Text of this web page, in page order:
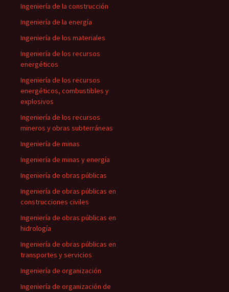
Ingeniería de la construcción
Ingeniería de la energía
Ingeniería de los materiales
Ingeniería de los recursos
energéticos
Ingeniería de los recursos
energéticos, combustibles y
explosivos
Ingeniería de los recursos
mineros y obras subterráneas
Ingeniería de minas
Ingeniería de minas y energía
Ingeniería de obras públicas
Ingeniería de obras públicas en
construcciones civiles
Ingeniería de obras públicas en
hidrología
Ingeniería de obras públicas en
transportes y servicios
Ingeniería de organización
Ingeniería de organización de